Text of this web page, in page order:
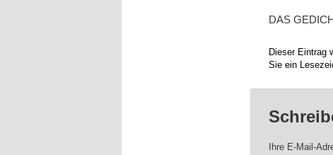
DAS
Dieser Eintrag
Sie ein
Ihre E-Mail-